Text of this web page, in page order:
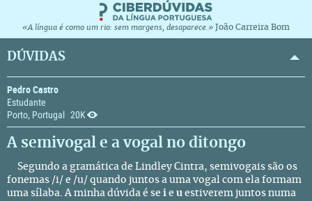
«A língua é como um rio: sem margens, desaparece.» João Carreira Bom
DÚVIDAS
Pedro Castro
Estudante
Porto, Portugal 20K
A semivogal e a vogal no ditongo
Segundo a gramática de Lindley Cintra, semivogais são os
fonemas /i/ e /u/ quando juntos a uma vogal com ela formam
uma sílaba. A minha dúvida é se i e u estiverem juntos numa